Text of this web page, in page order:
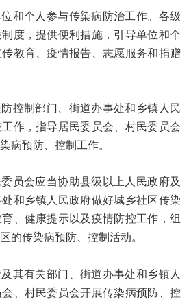
和个人参与传染病防治工作。各级
度，提供便利措施，引导单位和个
教育、疫情报告、志愿服务和捐赠
控制部门、街道办事处和乡镇人民
作，指导居民委员会、村民委员会
病预防、控制工作。
员会应当协助县级以上人民政府及
和乡镇人民政府做好城乡社区传染
、健康提示以及疫情防控工作，组
的传染病预防、控制活动。
其有关部门、街道办事处和乡镇人
、村民委员会开展传染病预防、控